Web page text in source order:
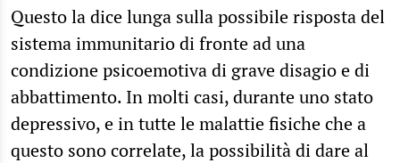
Questo la dice lunga sulla possibile risposta del
sistema immunitario di fronte ad una
condizione psicoemotiva di grave disagio e di
abbattimento. In molti casi, durante uno stato
depressivo, e in tutte le malattie fisiche che a
questo sono correlate, la possibilità di dare al